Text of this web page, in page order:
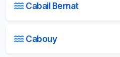
Cabail Bernat
Cabouy